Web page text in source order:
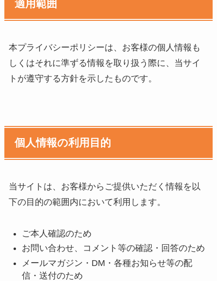
適用範囲
本プライバシーポリシーは、お客様の個人情報も
しくはそれに準ずる情報を取り扱う際に、当サイ
トが遵守する方針を示したものです。
個人情報の利用目的
当サイトは、お客様からご提供いただく情報を以
下の目的の範囲内において利用します。
ご本人確認のため
お問い合わせ、コメント等の確認・回答のため
メールマガジン・DM・各種お知らせ等の配
信・送付のため